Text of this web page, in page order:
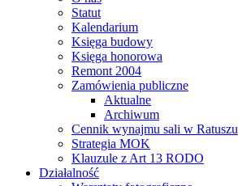
Statut
Kalendarium
Księga budowy
Księga honorowa
Remont 2004
Zamówienia publiczne
Aktualne
Archiwum
Cennik wynajmu sali w Ratuszu
Strategia MOK
Klauzule z Art 13 RODO
Działalność